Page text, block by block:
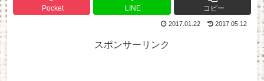
Pocket LINE コピー
2017.01.22 2017.05.12
スポンサーリンク